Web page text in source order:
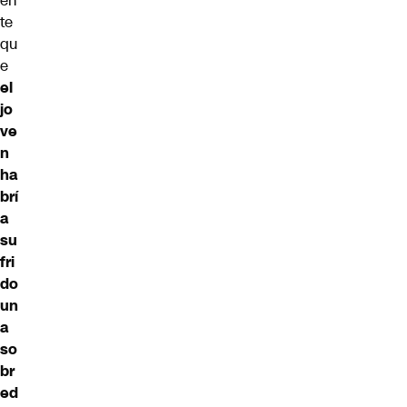
te
qu
e
el
jo
ve
n
ha
brí
a
su
fri
do
un
a
so
br
ed